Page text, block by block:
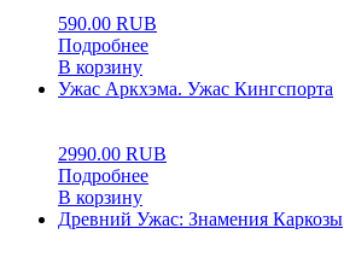
590.00 RUB
Подробнее
В корзину
Ужас Аркхэма. Ужас Кингспорта
2990.00 RUB
Подробнее
В корзину
Древний Ужас: Знамения Каркозы